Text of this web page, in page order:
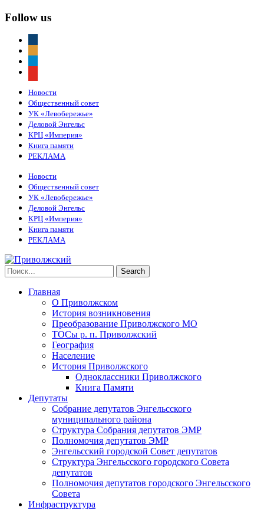
Follow us
Новости
Общественный совет
УК «Левобережье»
Деловой Энгельс
КРЦ «Империя»
Книга памяти
РЕКЛАМА
Новости
Общественный совет
УК «Левобережье»
Деловой Энгельс
КРЦ «Империя»
Книга памяти
РЕКЛАМА
Главная
О Приволжском
История возникновения
Преобразование Приволжского МО
ТОСы р. п. Приволжский
География
Население
История Приволжского
Одноклассники Приволжского
Книга Памяти
Депутаты
Собрание депутатов Энгельсского
муниципального района
Структура Собрания депутатов ЭМР
Полномочия депутатов ЭМР
Энгельсский городской Совет депутатов
Структура Энгельсского городского Совета
депутатов
Полномочия депутатов городского Энгельсского
Совета
Инфраструктура